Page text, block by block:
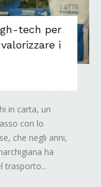
tech per
i
in carta, un
con lo
che negli anni,
ha
trasporto...